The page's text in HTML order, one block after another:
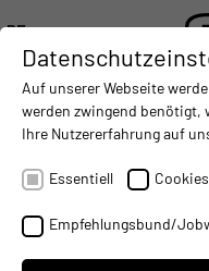
DE
DEUTSCH (DE)
ENGLISH (EN)
中文 (ZH)
DIGITALISIERUNG - CONNECTING
28.10.2022
Auf unserer Webseite
werden zwingend benötigt,
Ihre Nutzererfahrung auf
Essentiell
Empfehlungsbund/